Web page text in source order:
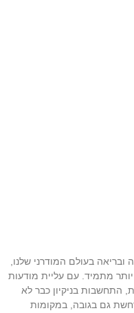
בעולם המודרני שלנו,
מתמיד. עם עליית מודעות
בניקיון כבר לא
גם בגובה, במקומות